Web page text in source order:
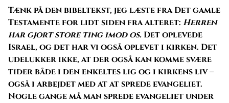
Tænk på den bibeltekst, jeg læste fra Det gamle
Testamente for lidt siden fra alteret: Herren
har gjort store ting imod os. Det oplevede
Israel, og det har vi også oplevet i kirken. Det
udelukker ikke, at der også kan komme svære
tider både i den enkeltes lig og i kirkens liv –
også i arbejdet med at at sprede evangeliet.
Nogle gange må man sprede evangeliet under